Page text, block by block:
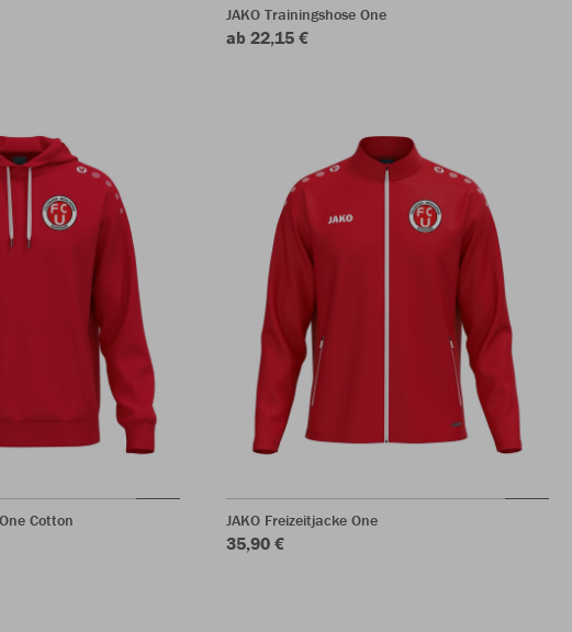
JAKO Trainingshose One
ab 22,15 €
Cotton JAKO Freizeitjacke One
35,90 €